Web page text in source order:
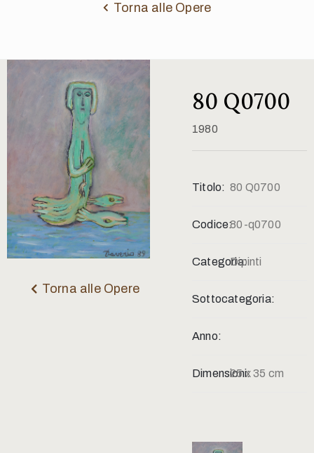
critici
Torna alle Opere
Torna alle Opere
80 Q0700
1980
Titolo: 80 Q0700
Codice:80-q0700
Categoria:Dipinti
Sottocategoria:
Anno:
Dimensioni:25 x 35 cm